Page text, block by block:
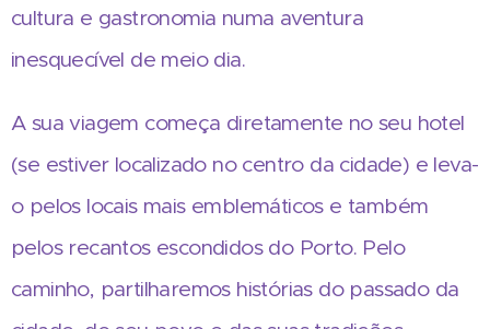
cultura e gastronomia numa aventura
inesquecível de meio dia.
A sua viagem começa diretamente no seu hotel
(se estiver localizado no centro da cidade) e leva-
o pelos locais mais emblemáticos e também
pelos recantos escondidos do Porto. Pelo
caminho, partilharemos histórias do passado da